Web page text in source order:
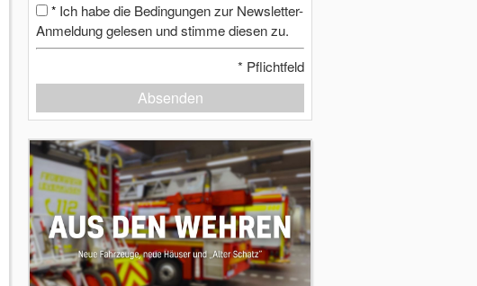
* Ich habe die Bedingungen zur Newsletter-
Anmeldung gelesen und stimme diesen zu.
* Pflichtfeld
Absenden